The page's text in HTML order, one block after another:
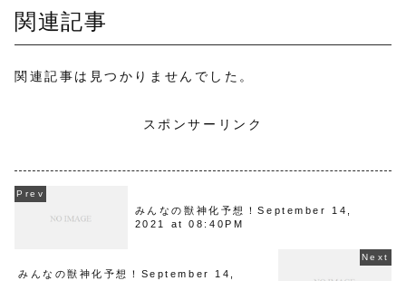
関連記事
関連記事は見つかりませんでした。
スポンサーリンク
みんなの獣神化予想！September 14,
2021 at 08:40PM
みんなの獣神化予想！September 14,